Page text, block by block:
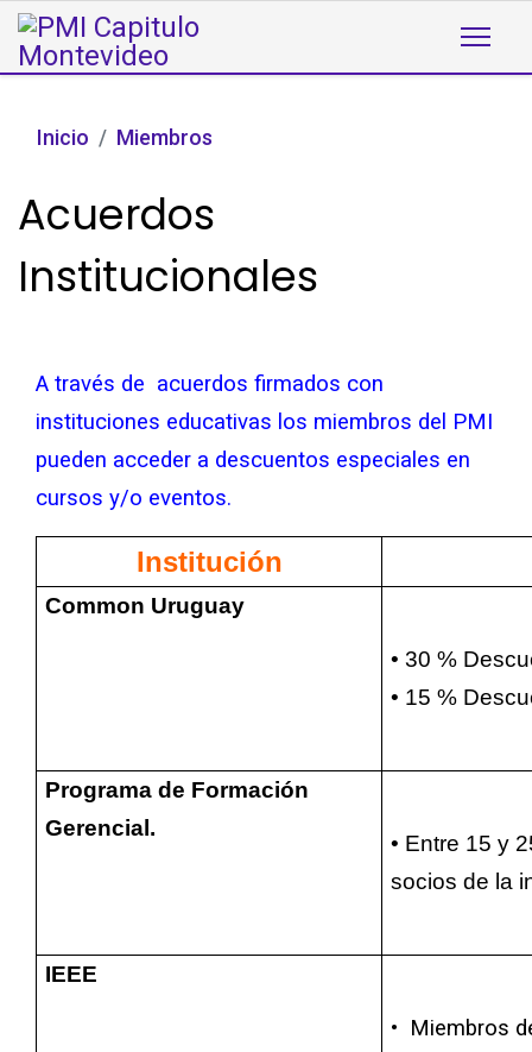
Inicio Miembros
Acuerdos
Institucionales
A través de acuerdos firmados con
instituciones educativas los miembros del PMI
pueden acceder a descuentos especiales en
cursos y/o eventos.
Institución
Common Uruguay
• 30 %
• 15 %
Programa de Formación
Gerencial.
• Entre 15 y
socios de la
IEEE
• Miembros